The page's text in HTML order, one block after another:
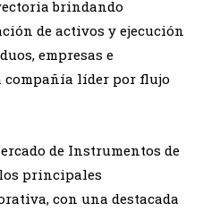
brindando
de activos y ejecución
empresas e
líder por flujo
de Instrumentos de
los principales
con una destacada